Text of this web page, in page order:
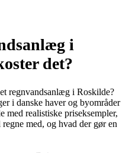
i
det?
regnvandsanlæg i Roskilde?
i danske haver og byområder
med realistiske priseksempler,
med, og hvad der gør en